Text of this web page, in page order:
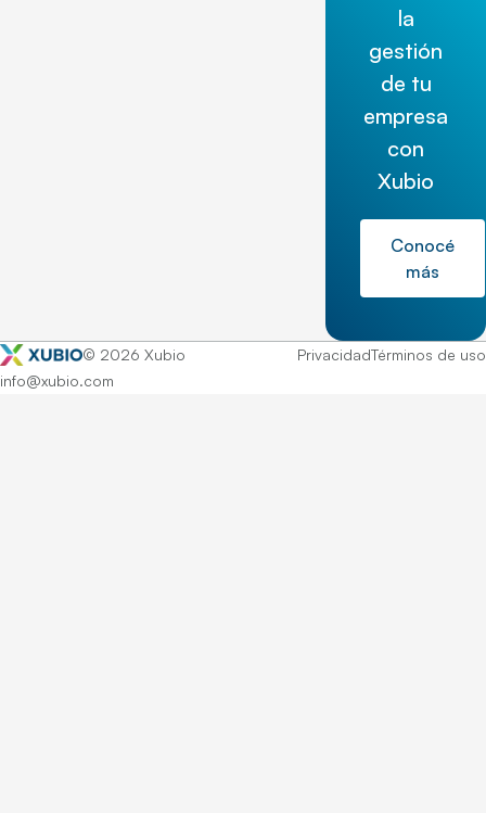
la
gestión
de tu
empresa
con
Xubio
Conocé
más
© 2026 Xubio PrivacidadTérminos de uso
info@xubio.com